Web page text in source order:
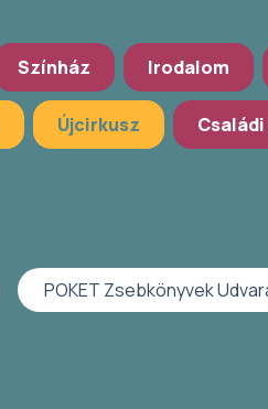
Színház Irodalom
Újcirkusz
POKET Zsebkönyvek